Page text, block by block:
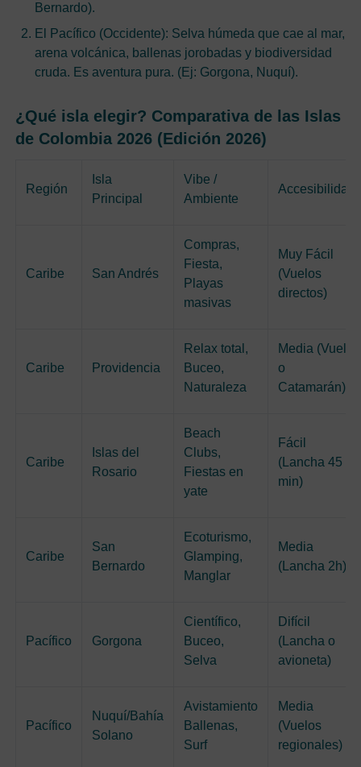
Bernardo).
El Pacífico (Occidente): Selva húmeda que cae al mar,
arena volcánica, ballenas jorobadas y biodiversidad
cruda. Es aventura pura. (Ej: Gorgona, Nuquí).
¿Qué isla elegir? Comparativa de las Islas
de Colombia 2026 (Edición 2026)
Región
Isla
Principal
Vibe /
Ambiente
Accesibilidad
Caribe San Andrés
Compras,
Fiesta,
Playas
masivas
Muy Fácil
(Vuelos
directos)
Caribe Providencia
Relax total,
Buceo,
Naturaleza
Media (Vuelo
o
Catamarán)
Caribe
Islas del
Rosario
Beach
Clubs,
Fiestas en
yate
Fácil
(Lancha 45
min)
Caribe
San
Bernardo
Ecoturismo,
Glamping,
Manglar
Media
(Lancha 2h)
Pacífico Gorgona
Científico,
Buceo,
Selva
Difícil
(Lancha o
avioneta)
Pacífico
Nuquí/Bahía
Solano
Avistamiento
Ballenas,
Surf
Media
(Vuelos
regionales)